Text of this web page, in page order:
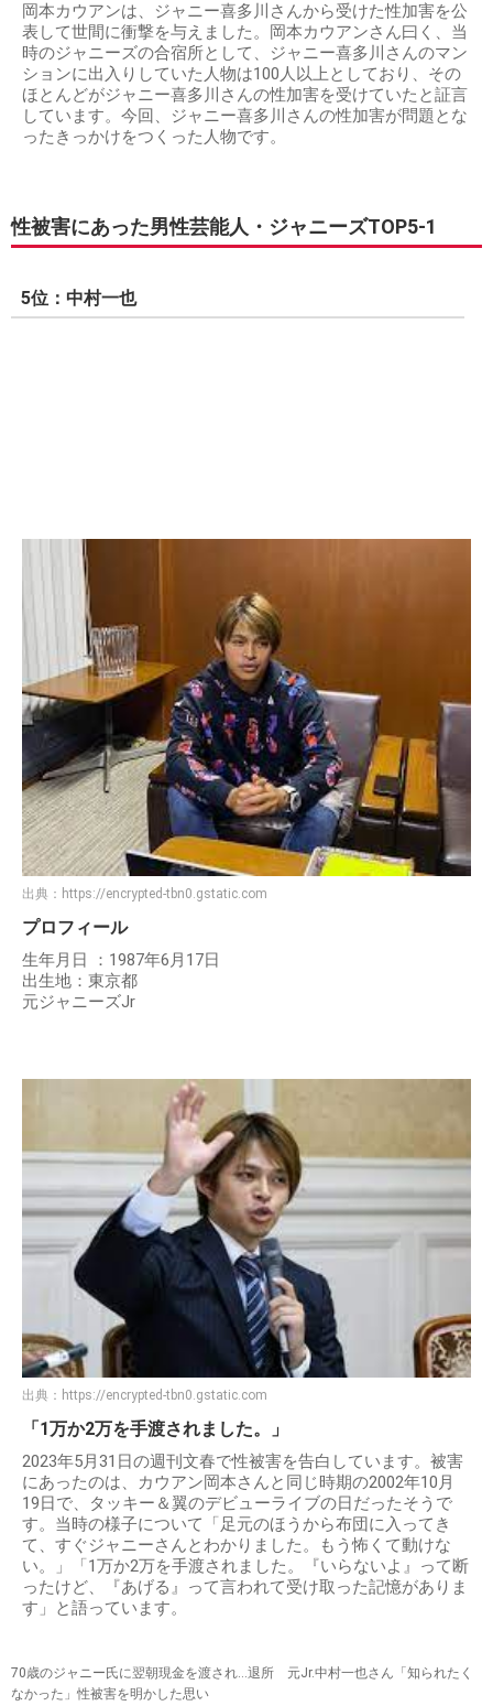
岡本カウアンは、ジャニー喜多川さんから受けた性加害を公
表して世間に衝撃を与えました。岡本カウアンさん曰く、当
時のジャニーズの合宿所として、ジャニー喜多川さんのマン
ションに出入りしていた人物は100人以上としており、その
ほとんどがジャニー喜多川さんの性加害を受けていたと証言
しています。今回、ジャニー喜多川さんの性加害が問題とな
ったきっかけをつくった人物です。
性被害にあった男性芸能人・ジャニーズTOP5-1
5位：中村一也
出典： https://encrypted-tbn0.gstatic.com
プロフィール
生年月日 ：1987年6月17日
出生地：東京都
元ジャニーズJr
出典： https://encrypted-tbn0.gstatic.com
「1万か2万を手渡されました。」
2023年5月31日の週刊文春で性被害を告白しています。被害
にあったのは、カウアン岡本さんと同じ時期の2002年10月
19日で、タッキー＆翼のデビューライブの日だったそうで
す。当時の様子について「足元のほうから布団に入ってき
て、すぐジャニーさんとわかりました。もう怖くて動けな
い。」「1万か2万を手渡されました。『いらないよ』って断
ったけど、『あげる』って言われて受け取った記憶がありま
す」と語っています。
70歳のジャニー氏に翌朝現金を渡され…退所 元Jr.中村一也さん「知られたく
なかった」性被害を明かした思い